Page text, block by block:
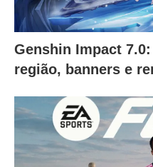
Genshin Impact
região, banners e